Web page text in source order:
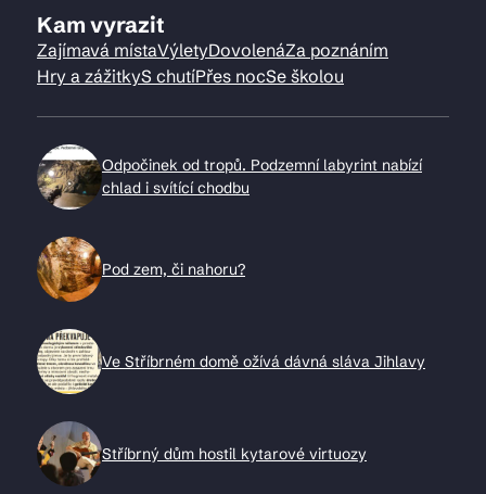
Kam vyrazit
Zajímavá místaVýletyDovolenáZa poznáním
Hry a zážitkyS chutíPřes nocSe školou
Odpočinek od tropů. Podzemní labyrint nabízí
chlad i svítící chodbu
Pod zem, či nahoru?
Ve Stříbrném domě ožívá dávná sláva Jihlavy
Stříbrný dům hostil kytarové virtuozy